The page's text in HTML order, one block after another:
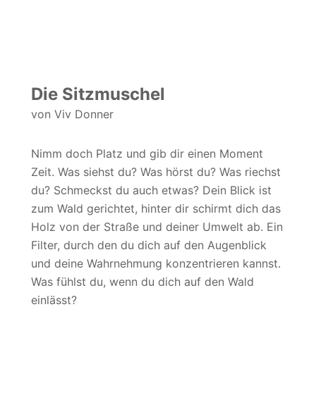
Die Sitzmuschel
von Viv Donner
Nimm doch Platz und gib dir einen Moment
Zeit. Was siehst du? Was hörst du? Was riechst
du? Schmeckst du auch etwas? Dein Blick ist
zum Wald gerichtet, hinter dir schirmt dich das
Holz von der Straße und deiner Umwelt ab. Ein
Filter, durch den du dich auf den Augenblick
und deine Wahrnehmung konzentrieren kannst.
Was fühlst du, wenn du dich auf den Wald
einlässt?